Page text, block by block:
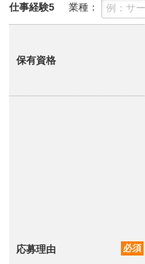
仕事経験5 業種：
保有資格
応募理由 必須